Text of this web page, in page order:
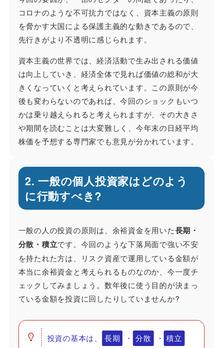
コロナのような不可抗力ではなく、資本主義の原則
を脅かす大国による保護主義的な動きであるので、
先行きがより不透明に感じられます。
資本主義の世界では、経済活動で生み出される価値
は向上していき、経済全体で見れば価値の総和が大
きくなっていくと考えられています。この原則が今
後も変わらないのであれば、今回のショックもいつ
かは乗り越えられると考えられますが、その大きさ
や期間を読むことは大変難しく、今年末の日経平均
株価を予想する専門家でも意見が分かれています。
2. 一般の個人投資家はどのよう
に行動すべき?
一般の人の投資の原則は、余裕資金を用いた長期・
分散・積立です。今回のような下落局面で強い不安
を持たれた方は、リスク資産で運用している金額が
本当に余裕資金と考えられるものなのか、今一度チ
ェックしてみましょう。数年後に使う目的が決まっ
ている金額を投資に回したりしていませんか?
投資の基本は、 長期 ・ 分散 ・ 積立